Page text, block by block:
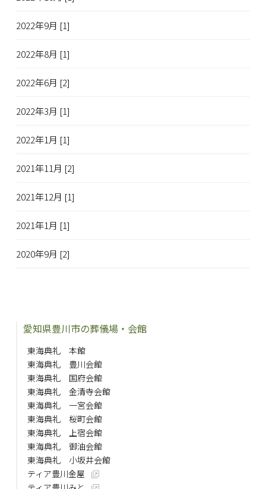
2022年9月 [1]
2022年8月 [1]
2022年6月 [2]
2022年3月 [1]
2022年1月 [1]
2021年11月 [2]
2021年12月 [1]
2021年1月 [1]
2020年9月 [2]
愛知県豊川市の葬儀場・会館
東海典礼 本館
東海典礼 豊川会館
東海典礼 国府会館
東海典礼 金清寺会館
東海典礼 一宮会館
東海典礼 桜町会館
東海典礼 上宿会館
東海典礼 御油会館
東海典礼 小坂井会館
ティア豊川金屋